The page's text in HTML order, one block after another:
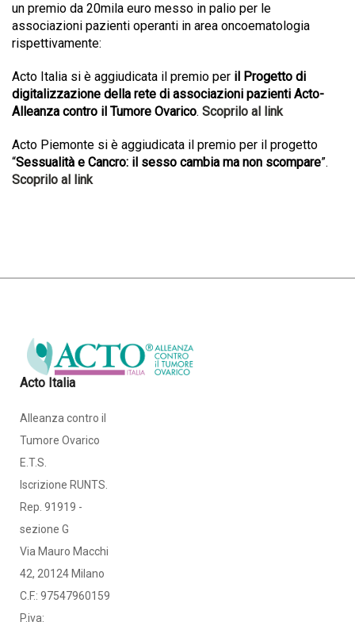
un premio da 20mila euro messo in palio per le
associazioni pazienti operanti in area oncoematologia
rispettivamente:
Acto Italia si è aggiudicata il premio per il Progetto di
digitalizzazione della rete di associazioni pazienti Acto-
Alleanza contro il Tumore Ovarico. Scoprilo al link
Acto Piemonte si è aggiudicata il premio per il progetto
“Sessualità e Cancro: il sesso cambia ma non scompare”.
Scoprilo al link
Acto Italia
Alleanza contro il
Tumore Ovarico
E.T.S.
Iscrizione RUNTS.
Rep. 91919 -
sezione G
Via Mauro Macchi
42, 20124 Milano
C.F.: 97547960159
P.iva: